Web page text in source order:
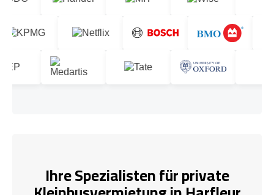
Ihre Spezialisten für private